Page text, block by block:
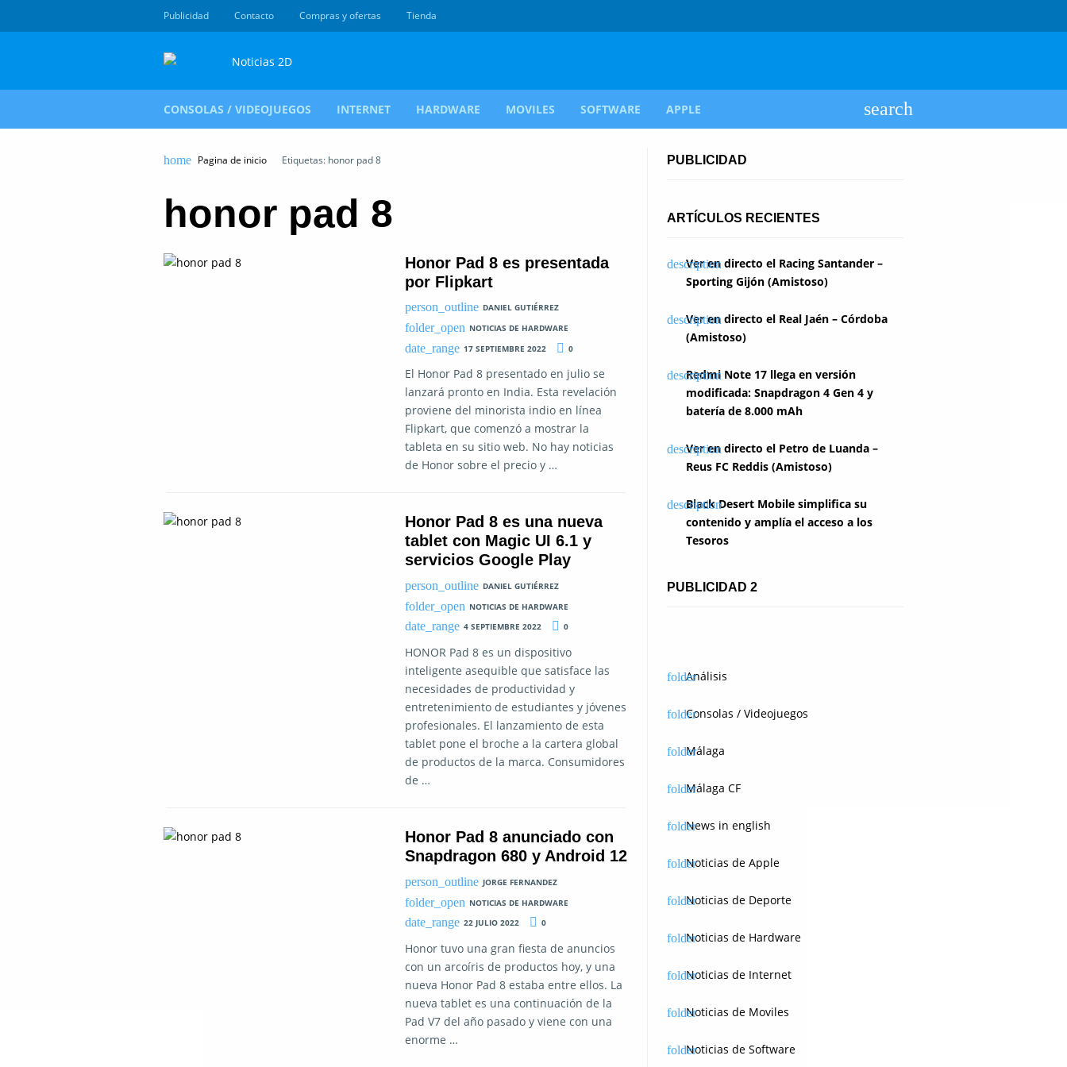
Publicidad Contacto Compras y ofertas Tienda
CONSOLAS / VIDEOJUEGOS INTERNET HARDWARE MOVILES SOFTWARE APPLE
Pagina de inicio Etiquetas: honor pad 8
honor pad 8
Honor Pad 8 es presentada
por Flipkart
DANIEL GUTIÉRREZ
NOTICIAS DE HARDWARE
17 SEPTIEMBRE 2022
0
El Honor Pad 8 presentado en julio se
lanzará pronto en India. Esta revelación
proviene del minorista indio en línea
Flipkart, que comenzó a mostrar la
tableta en su sitio web. No hay noticias
de Honor sobre el precio y …
Honor Pad 8 es una nueva
tablet con Magic UI 6.1 y
servicios Google Play
DANIEL GUTIÉRREZ
NOTICIAS DE HARDWARE
4 SEPTIEMBRE 2022
0
HONOR Pad 8 es un dispositivo
inteligente asequible que satisface las
necesidades de productividad y
entretenimiento de estudiantes y jóvenes
profesionales. El lanzamiento de esta
tablet pone el broche a la cartera global
de productos de la marca. Consumidores
de …
Honor Pad 8 anunciado con
Snapdragon 680 y Android 12
JORGE FERNANDEZ
NOTICIAS DE HARDWARE
22 JULIO 2022
0
Honor tuvo una gran fiesta de anuncios
con un arcoíris de productos hoy, y una
nueva Honor Pad 8 estaba entre ellos. La
nueva tablet es una continuación de la
Pad V7 del año pasado y viene con una
enorme …
PUBLICIDAD
ARTÍCULOS RECIENTES
Ver en directo el Racing Santander –
Sporting Gijón (Amistoso)
Ver en directo el Real Jaén – Córdoba
(Amistoso)
Redmi Note 17 llega en versión
modificada: Snapdragon 4 Gen 4 y
batería de 8.000 mAh
Ver en directo el Petro de Luanda –
Reus FC Reddis (Amistoso)
Black Desert Mobile simplifica su
contenido y amplía el acceso a los
Tesoros
PUBLICIDAD 2
Análisis
Consolas / Videojuegos
Málaga
Málaga CF
News in english
Noticias de Apple
Noticias de Deporte
Noticias de Hardware
Noticias de Internet
Noticias de Moviles
Noticias de Software